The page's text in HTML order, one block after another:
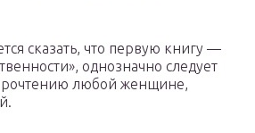
сказать, что первую книгу —
однозначно следует
любой женщине,